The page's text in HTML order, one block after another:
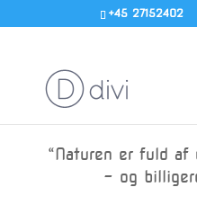
+45 27152402
“Naturen er fuld af
– og